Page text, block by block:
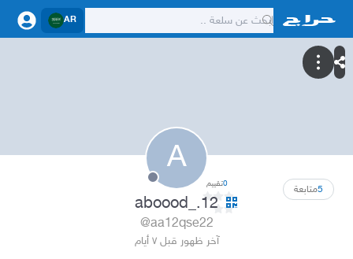
AR
A
5متابعة 0تقييم
aboood_.12
@aa12qse22
آخر ظهور قبل ٧ أيام